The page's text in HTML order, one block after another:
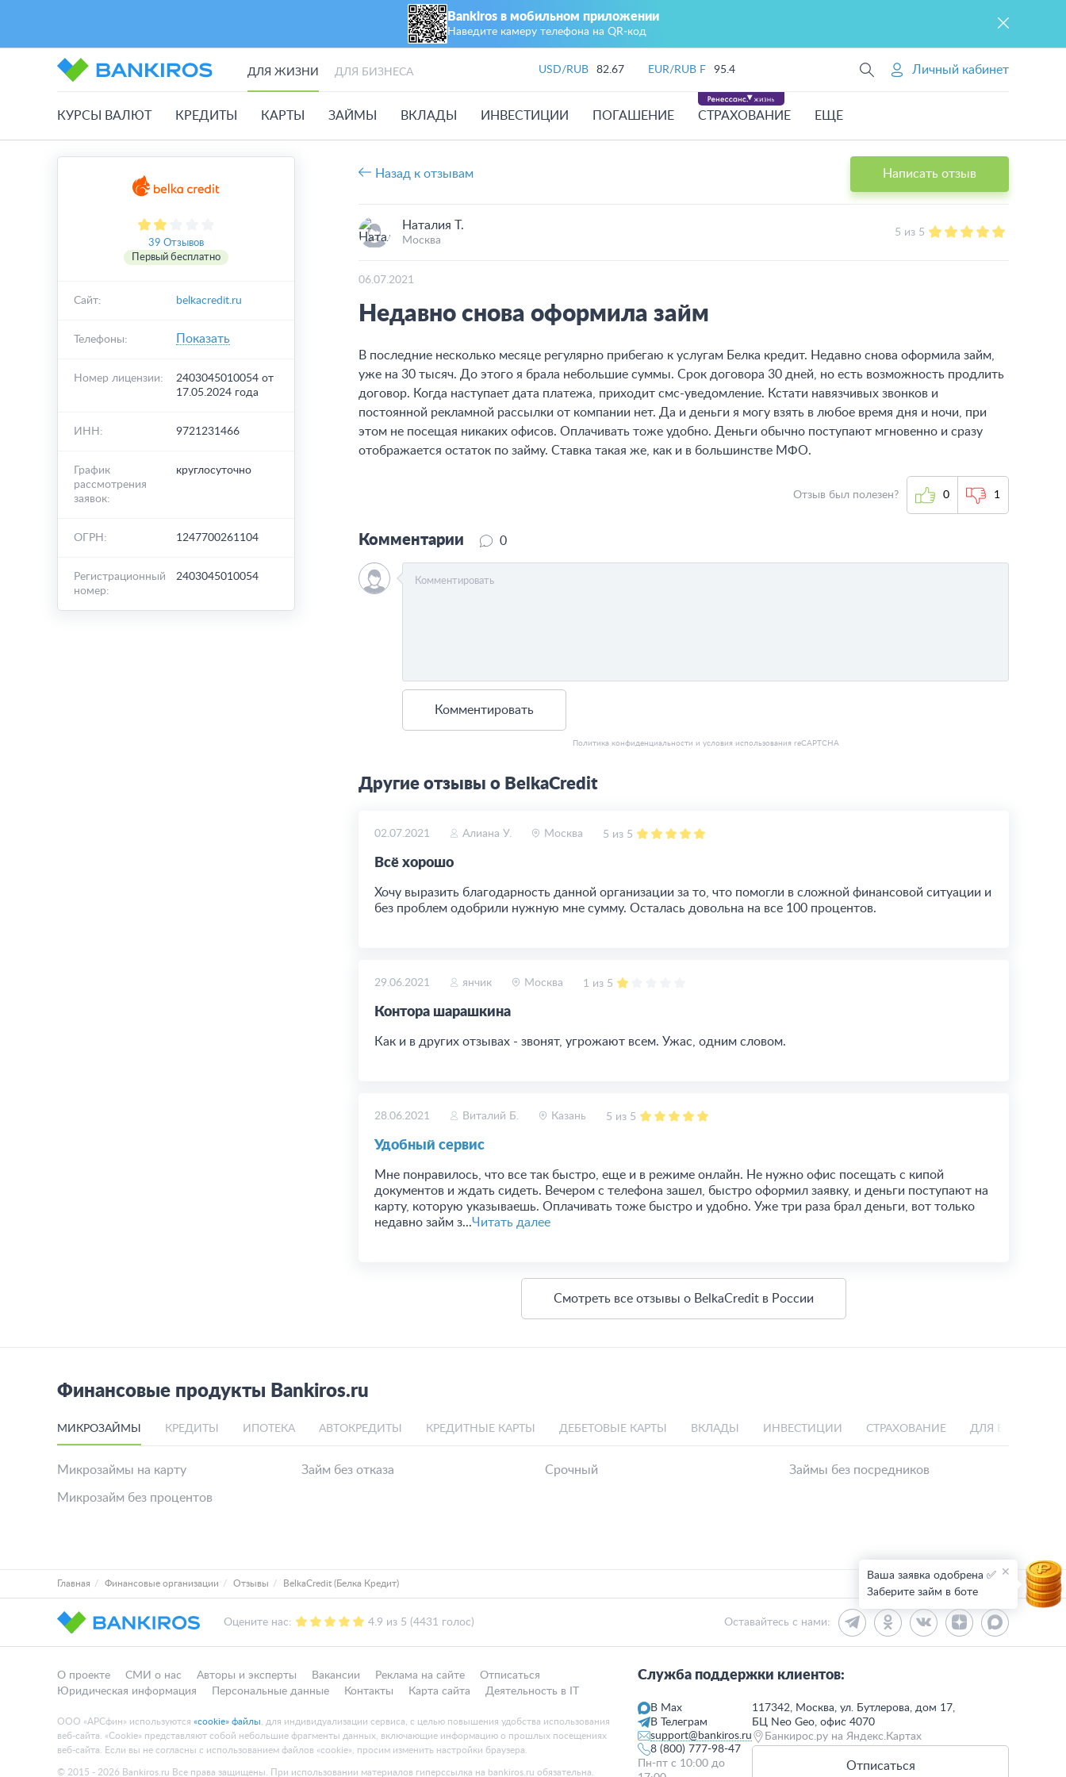
Bankiros в мобильном приложении
Наведите камеру телефона на QR‑код
ДЛЯ ЖИЗНИ ДЛЯ БИЗНЕСА USD/RUB 82.67 EUR/RUB F 95.4 Личный кабинет
КУРСЫ ВАЛЮТ КРЕДИТЫ КАРТЫ ЗАЙМЫ ВКЛАДЫ ИНВЕСТИЦИИ ПОГАШЕНИЕ СТРАХОВАНИЕ ЕЩЕ
39 Отзывов
Первый бесплатно
Сайт: belkacredit.ru
Телефоны: Показать
Номер лицензии:
2403045010054 от
17.05.2024 года
ИНН: 9721231466
График
рассмотрения
заявок:
круглосуточно
ОГРН: 1247700261104
Регистрационный
номер:
2403045010054
Назад к отзывам Написать отзыв
Наталия Т.
Москва
5 из 5
06.07.2021
Недавно снова оформила займ
В последние несколько месяце регулярно прибегаю к услугам Белка кредит. Недавно снова оформила займ,
уже на 30 тысяч. До этого я брала небольшие суммы. Срок договора 30 дней, но есть возможность продлить
договор. Когда наступает дата платежа, приходит смс-уведомление. Кстати навязчивых звонков и
постоянной рекламной рассылки от компании нет. Да и деньги я могу взять в любое время дня и ночи, при
этом не посещая никаких офисов. Оплачивать тоже удобно. Деньги обычно поступают мгновенно и сразу
отображается остаток по займу. Ставка такая же, как и в большинстве МФО.
Отзыв был полезен? 0 1
Комментарии 0
Комментировать
Политика конфиденциальности и условия использования reCAPTCHA
Другие отзывы о BelkaCredit
02.07.2021 Алиана У. Москва 5 из 5
Всё хорошо
Хочу выразить благодарность данной организации за то, что помогли в сложной финансовой ситуации и
без проблем одобрили нужную мне сумму. Осталась довольна на все 100 процентов.
29.06.2021 янчик Москва 1 из 5
Контора шарашкина
Как и в других отзывах - звонят, угрожают всем. Ужас, одним словом.
28.06.2021 Виталий Б. Казань 5 из 5
Удобный сервис
Мне понравилось, что все так быстро, еще и в режиме онлайн. Не нужно офис посещать с кипой
документов и ждать сидеть. Вечером с телефона зашел, быстро оформил заявку, и деньги поступают на
карту, которую указываешь. Оплачивать тоже быстро и удобно. Уже три раза брал деньги, вот только
недавно займ з...Читать далее
Смотреть все отзывы о BelkaCredit в России
Финансовые продукты Bankiros.ru
МИКРОЗАЙМЫ КРЕДИТЫ ИПОТЕКА АВТОКРЕДИТЫ КРЕДИТНЫЕ КАРТЫ ДЕБЕТОВЫЕ КАРТЫ ВКЛАДЫ ИНВЕСТИЦИИ СТРАХОВАНИЕ ДЛЯ БИЗНЕСА
Микрозаймы на карту
Микрозайм без процентов
Займ без отказа Срочный Займы без посредников
Главная Финансовые организации Отзывы BelkaCredit (Белка Кредит)
Оцените нас: 4.9 из 5 (4431 голос) Оставайтесь с нами:
О проекте СМИ о нас Авторы и эксперты Вакансии Реклама на сайте
Отписаться
Юридическая информация
Персональные данные Контакты Карта сайта Деятельность в IT
ООО «АРСфин» используются «cookie» файлы , для индивидуализации сервиса, с целью повышения удобства использования
веб-сайта. «Cookie» представляют собой небольшие фрагменты данных, включающие информацию о прошлых посещениях
веб-сайта. Если вы не согласны с использованием файлов «cookie», просим изменить настройки браузера.
© 2015 - 2026 Bankiros.ru Все права защищены. При использовании материалов гиперссылка на bankiros.ru обязательна.
Служба поддержки клиентов:
В Max
В Телеграм
support@bankiros.ru
8 (800) 777-98-47
Пн-пт с 10:00 до
117342, Москва, ул. Бутлерова, дом 17,
БЦ Neo Geo, офис 4070
Банкирос.ру на Яндекс.Картах
Отписаться
Ваша заявка одобрена ✅
Заберите займ в боте